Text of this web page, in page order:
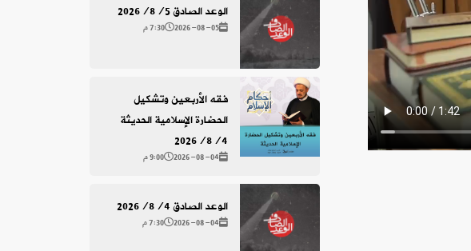
الوعد الصادق 2026/8/5
2026-08-05 7:30 م
فقه الأربعين وتشكيل
الحضارة الإسلامية الحديثة
2026/8/4
2026-08-04 9:00 م
الوعد الصادق 2026/8/4
2026-08-04 7:30 م